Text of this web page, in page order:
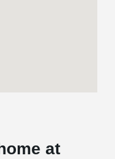
at